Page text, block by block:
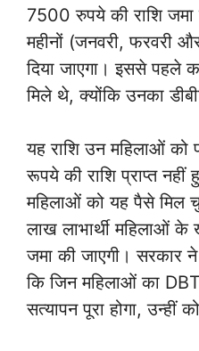
7500 रुपये की राशि जमा
महीनों (जनवरी, फरवरी
दिया जाएगा। इससे पहले
मिले थे, क्योंकि उनका
यह राशि उन महिलाओं को
रूपये की राशि प्राप्त
महिलाओं को यह पैसे मिल
लाख लाभार्थी महिलाओं के
जमा की जाएगी। सरकार
कि जिन महिलाओं का
सत्यापन पूरा होगा, उन्हीं